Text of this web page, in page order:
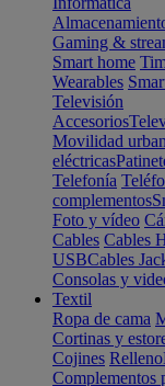
Gaming &
Smart home
Wearables
Televisión
Accesorios
Movilidad
eléctricas
Telefonía
complementos
Foto y vídeo
Cables Cables
USBCables
Consolas y
Textil
Ropa de cama
Cortinas y
Cojines Relleno
Complementos